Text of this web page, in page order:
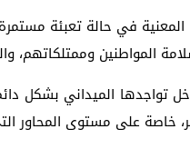
في حالة تعبئة
المواطنين وممتلكاتهم،
تواجدها الميداني بشكل
خاصة على مستوى